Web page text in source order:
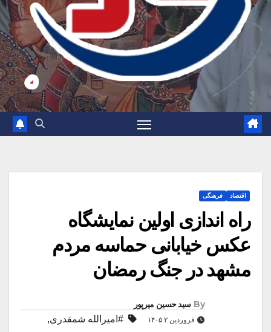
اقتصاد فرهنگی
راه اندازی اولین نمایشگاه
عکس خیابانی حماسه مردم
مشهد در جنگ رمضان
By سید حسین میرپور
فروردین ۲ ۱۴۰۵ #امیرالله شمقدری,